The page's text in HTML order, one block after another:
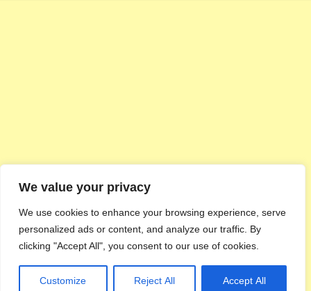
We value your privacy
We use cookies to enhance your browsing experience, serve
personalized ads or content, and analyze our traffic. By
clicking "Accept All", you consent to our use of cookies.
Customize Reject All Accept All